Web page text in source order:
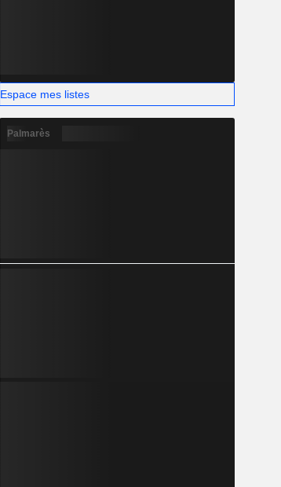
Espace mes listes
Palmarès